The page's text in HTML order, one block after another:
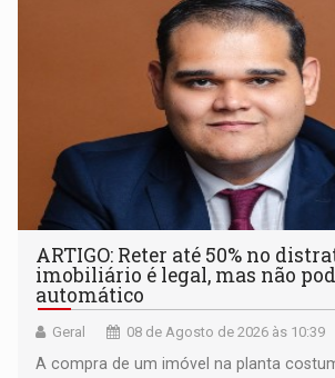
ARTIGO: Reter até 50% no
imobiliário é legal, mas não
automático
Geral 08 de Agosto de 2026 às 10:39
A compra de um imóvel na planta